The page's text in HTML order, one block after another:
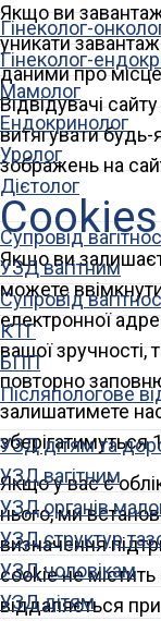
Гінеколог-
Гінеколог-
Мамолог
Ендокринолог
Уролог
Дієтолог
Супровід
УЗД вагітним
Супровід
КТГ
БПП
Післяпологове
УЗД дітям та
УЗД вагітним
УЗД органів
УЗД структур
УЗД чоловікам
УЗД дітям
Якщо ви
уникати
даними про
Відвідувачі
витягувати будь-
зображень на
Cookies
Якщо ви
можете
електронної
вашої зручності,
повторно
залишатимете
зберігатимуться
Якщо у вас є
нього, ми
визначення
cookie не містить
віддаляється